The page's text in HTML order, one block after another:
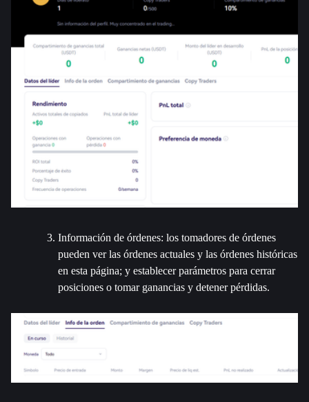
Información de órdenes: los tomadores de órdenes
pueden ver las órdenes actuales y las órdenes históricas
en esta página; y establecer parámetros para cerrar
posiciones o tomar ganancias y detener pérdidas.